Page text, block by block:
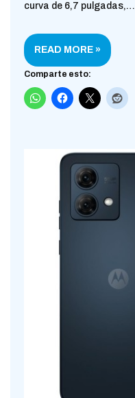
curva de 6,7 pulgadas,…
READ MORE »
Comparte esto: